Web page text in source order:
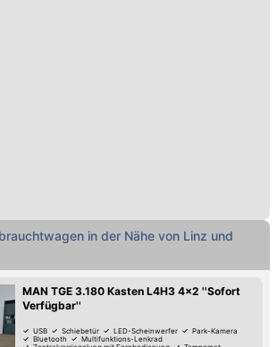
in der Nähe von Linz und
MAN TGE 3.180 Kasten L4H3 4x2 ''Sofort
Verfügbar''
USB Schiebetür LED-Scheinwerfer
Park-Kamera
Bluetooth
Multifunktions-Lenkrad